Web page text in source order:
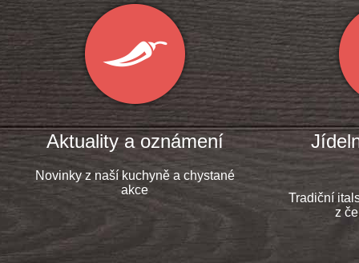
Aktuality a oznámení
Novinky z naší kuchyně a chystané
akce
Tradiční
z